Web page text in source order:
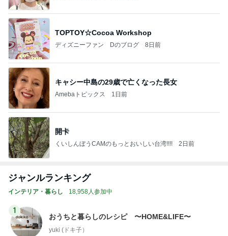
TOPTOY☆Cocoa Workshop
ディズニーファン Dのブログ 8日前
キャシー中島の29歳で亡くなった長女
Amebaトピックス 1日前
開卡
くいしんぼうCAMのもっとおいしい台湾!!!! 2日前
ジャンルランキング
インテリア・暮らし 18,958人参加中
1
おうちと暮らしのレシピ 〜HOME&LIFE〜
yuki (ドキ子）